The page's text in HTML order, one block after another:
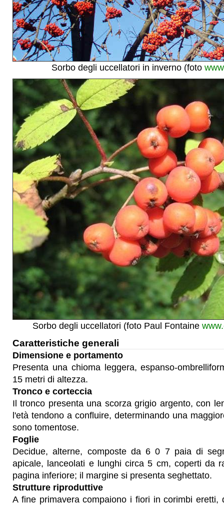
Sorbo degli uccellatori in inverno (foto
Sorbo degli uccellatori (foto Paul Fontaine
Caratteristiche generali
Dimensione e portamento
Presenta una chioma leggera, espanso-
15 metri di altezza.
Tronco e corteccia
Il tronco presenta una scorza grigio argento, con
l'età tendono a confluire, determinando una
sono tomentose.
Foglie
Decidue, alterne, composte da 6 0 7 paia di
apicale, lanceolati e lunghi circa 5 cm, coperti da
pagina inferiore; il margine si presenta seghettato.
Strutture riproduttive
A fine primavera compaiono i fiori in corimbi eretti,